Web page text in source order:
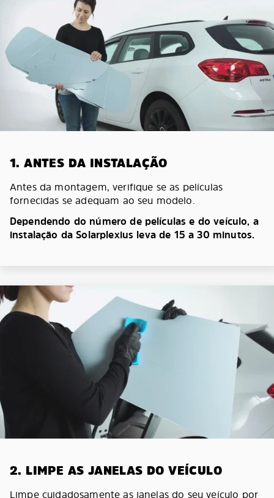
1. ANTES DA INSTALAÇÃO
Antes da montagem, verifique se as películas
fornecidas se adequam ao seu modelo.
Dependendo do número de películas e do veículo, a
instalação da Solarplexius leva de 15 a 30 minutos.
2. LIMPE AS JANELAS DO VEÍCULO
Limpe cuidadosamente as janelas do seu veículo por